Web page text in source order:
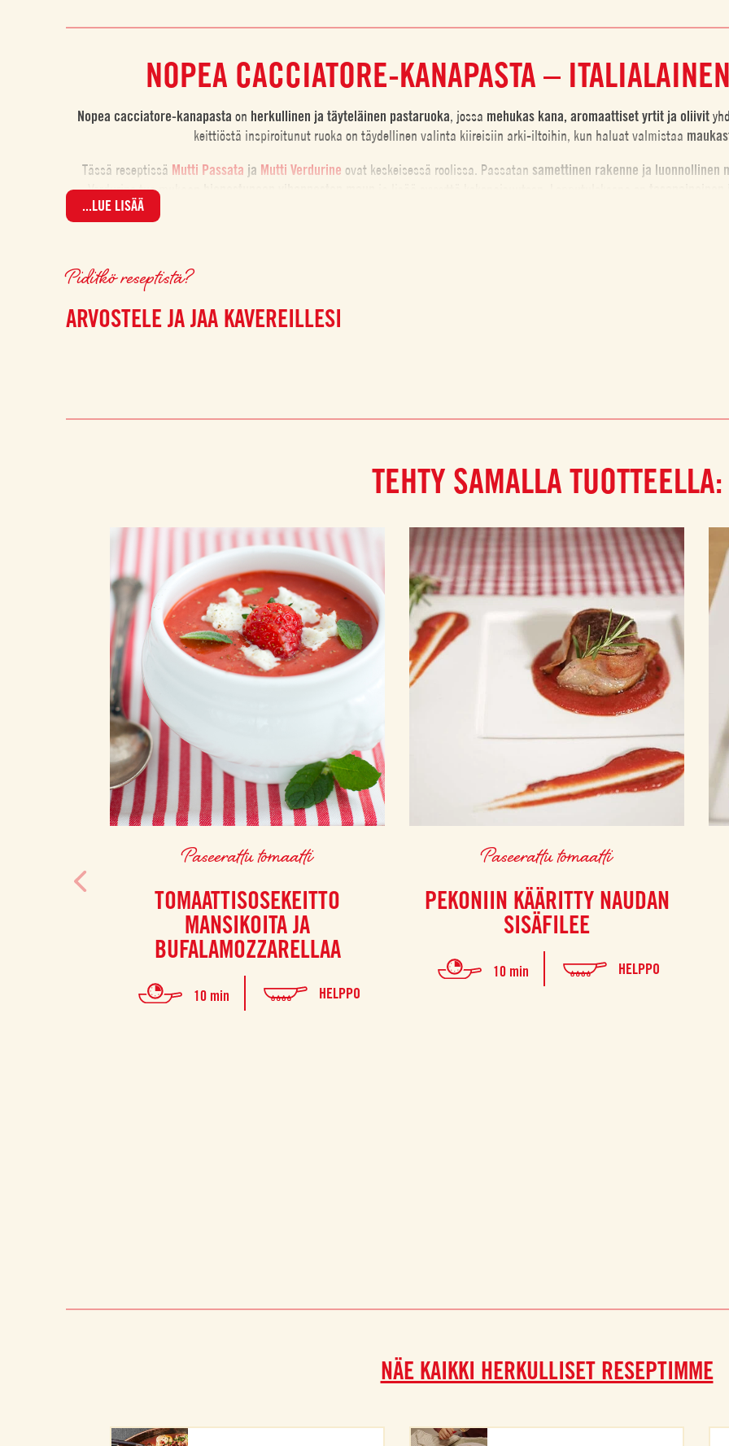
NOPEA CACCIATORE-KANAPASTA –
Nopea cacciatore-kanapasta on herkullinen ja täyteläinen pastaruoka, jossa mehukas kana, aromaattiset yrtit ja oliivit
keittiöstä inspiroitunut ruoka on täydellinen valinta kiireisiin arki-iltoihin, kun haluat valmistaa
Tässä reseptissä Mutti Passata ja Mutti Verdurine ovat keskeisessä roolissa. Passatan samettinen rakenne ja luonnollinen
Verdurine tuo mukaan
...LUE LISÄÄ
Piditkö reseptistä?
ARVOSTELE JA JAA KAVEREILLESI
TEHTY SAMALLA TUOTTEELLA:
Paseerattu tomaatti
TOMAATTISOSEKEITTO
MANSIKOITA JA
BUFALAMOZZARELLAA
10 min HELPPO
Paseerattu tomaatti
PEKONIIN KÄÄRITTY NAUDAN
SISÄFILEE
10 min HELPPO
NÄE KAIKKI HERKULLISET RESEPTIMME